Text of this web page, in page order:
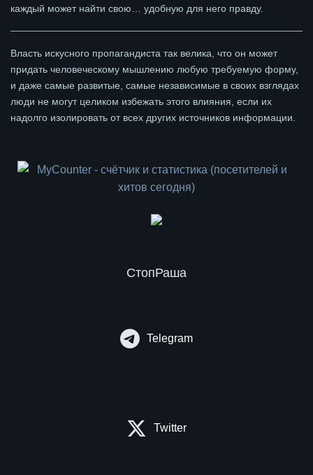
каждый может найти свою… удобную для него правду.
Власть искусного пропагандиста так велика, что он может
придать человеческому мышлению любую требуемую форму,
и даже самые развитые, самые независимые в своих взглядах
люди не могут целиком избежать этого влияния, если их
надолго изолировать от всех других источников информации.
СтопРаша
Telegram
Twitter